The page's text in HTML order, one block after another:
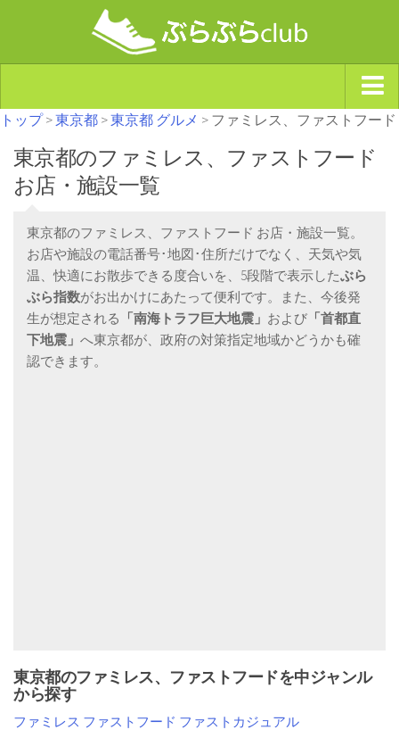
ジャンルから探す
天気・ぶらぶら指数
南海トラフ巨大地震・首都直下型地震
Synchro（シンクロ）
トップ >東京都 >東京都 グルメ > ファミレス、ファストフード
東京都のファミレス、ファストフード
お店・施設一覧
東京都のファミレス、ファストフード お店・施設一覧。
お店や施設の電話番号･地図･住所だけでなく、天気や気
温、快適にお散歩できる度合いを、5段階で表示したぶら
ぶら指数がお出かけにあたって便利です。また、今後発
生が想定される 「南海トラフ巨大地震」 および 「首都直
下地震」 へ東京都が、政府の対策指定地域かどうかも確
認できます。
東京都のファミレス、ファストフードを中ジャンル
から探す
ファミレス ファストフード ファストカジュアル